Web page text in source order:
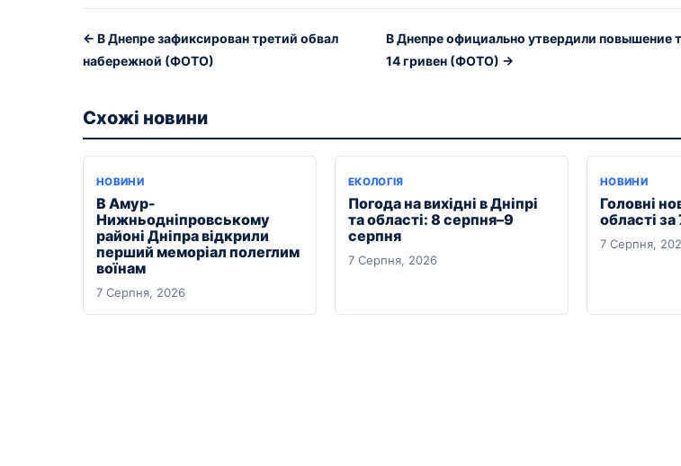
← В Днепре зафиксирован третий обвал
набережной (ФОТО)
В Днепре официально утвердили повышение
14 гривен (ФОТО) →
Схожі новини
НОВИНИ
В Амур-
Нижньодніпровському
районі Дніпра відкрили
перший меморіал полеглим
воїнам
7 Серпня, 2026
ЕКОЛОГІЯ
Погода на вихідні в Дніпрі
та області: 8 серпня–9
серпня
7 Серпня, 2026
НОВИНИ
Головні
області
7 Серпня,